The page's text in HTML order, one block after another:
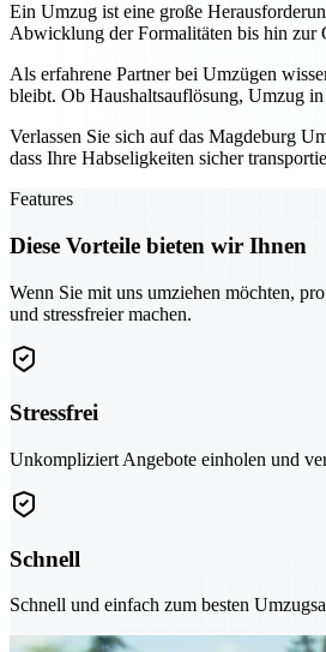
Ein Umzug ist eine große
Abwicklung der Formalitäten bis hin zur
Als erfahrene Partner bei Umzügen
bleibt. Ob Haushaltsauflösung, Umzug
Verlassen Sie sich auf das Magdeburg
dass Ihre Habseligkeiten sicher
Features
Diese Vorteile bieten wir Ihnen
Wenn Sie mit uns umziehen möchten,
und stressfreier machen.
Stressfrei
Unkompliziert Angebote einholen und
Schnell
Schnell und einfach zum besten